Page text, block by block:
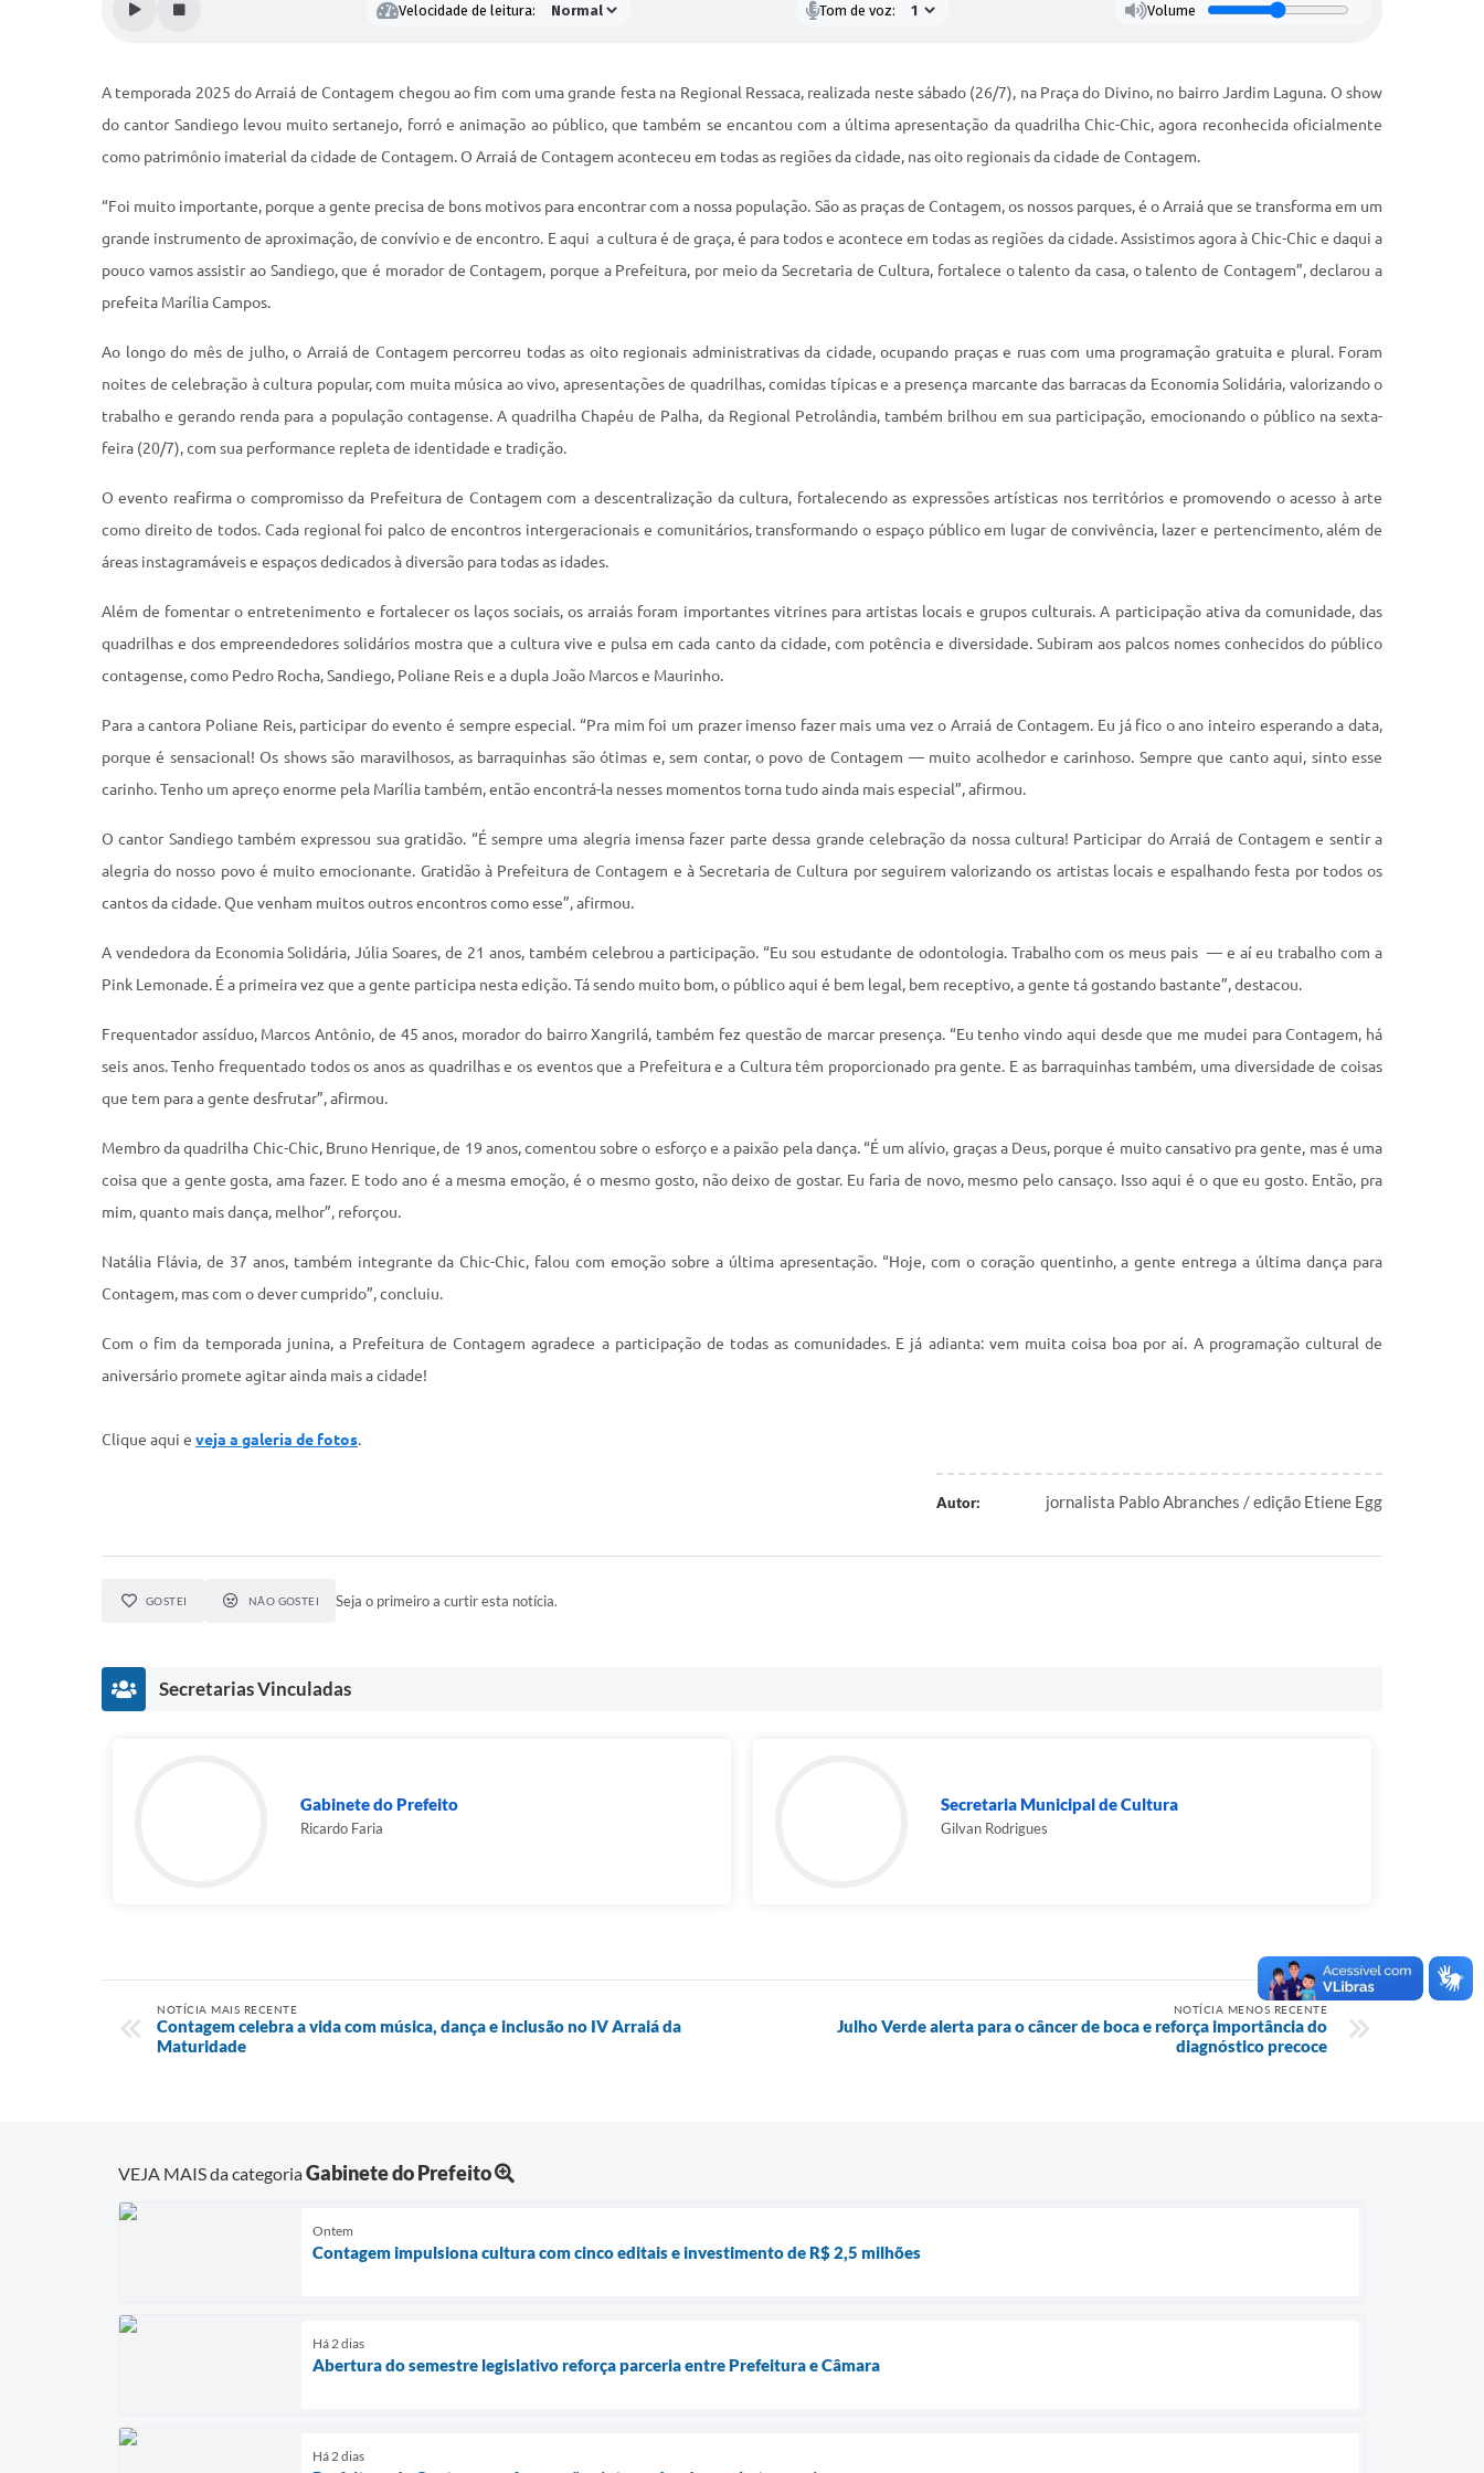
Velocidade de leitura: Tom de voz: Volume
A temporada 2025 do Arraiá de Contagem chegou ao fim com uma grande festa na Regional Ressaca, realizada neste sábado (26/7), na Praça do Divino, no bairro Jardim Laguna. O show
do cantor Sandiego levou muito sertanejo, forró e animação ao público, que também se encantou com a última apresentação da quadrilha Chic-Chic, agora reconhecida oficialmente
como patrimônio imaterial da cidade de Contagem. O Arraiá de Contagem aconteceu em todas as regiões da cidade, nas oito regionais da cidade de Contagem.
“Foi muito importante, porque a gente precisa de bons motivos para encontrar com a nossa população. São as praças de Contagem, os nossos parques, é o Arraiá que se transforma em um
grande instrumento de aproximação, de convívio e de encontro. E aqui a cultura é de graça, é para todos e acontece em todas as regiões da cidade. Assistimos agora à Chic-Chic e daqui a
pouco vamos assistir ao Sandiego, que é morador de Contagem, porque a Prefeitura, por meio da Secretaria de Cultura, fortalece o talento da casa, o talento de Contagem”, declarou a
prefeita Marília Campos.
Ao longo do mês de julho, o Arraiá de Contagem percorreu todas as oito regionais administrativas da cidade, ocupando praças e ruas com uma programação gratuita e plural. Foram
noites de celebração à cultura popular, com muita música ao vivo, apresentações de quadrilhas, comidas típicas e a presença marcante das barracas da Economia Solidária, valorizando o
trabalho e gerando renda para a população contagense. A quadrilha Chapéu de Palha, da Regional Petrolândia, também brilhou em sua participação, emocionando o público na sexta-
feira (20/7), com sua performance repleta de identidade e tradição.
O evento reafirma o compromisso da Prefeitura de Contagem com a descentralização da cultura, fortalecendo as expressões artísticas nos territórios e promovendo o acesso à arte
como direito de todos. Cada regional foi palco de encontros intergeracionais e comunitários, transformando o espaço público em lugar de convivência, lazer e pertencimento, além de
áreas instagramáveis e espaços dedicados à diversão para todas as idades.
Além de fomentar o entretenimento e fortalecer os laços sociais, os arraiás foram importantes vitrines para artistas locais e grupos culturais. A participação ativa da comunidade, das
quadrilhas e dos empreendedores solidários mostra que a cultura vive e pulsa em cada canto da cidade, com potência e diversidade. Subiram aos palcos nomes conhecidos do público
contagense, como Pedro Rocha, Sandiego, Poliane Reis e a dupla João Marcos e Maurinho.
Para a cantora Poliane Reis, participar do evento é sempre especial. “Pra mim foi um prazer imenso fazer mais uma vez o Arraiá de Contagem. Eu já fico o ano inteiro esperando a data,
porque é sensacional! Os shows são maravilhosos, as barraquinhas são ótimas e, sem contar, o povo de Contagem — muito acolhedor e carinhoso. Sempre que canto aqui, sinto esse
carinho. Tenho um apreço enorme pela Marília também, então encontrá-la nesses momentos torna tudo ainda mais especial”, afirmou.
O cantor Sandiego também expressou sua gratidão. “É sempre uma alegria imensa fazer parte dessa grande celebração da nossa cultura! Participar do Arraiá de Contagem e sentir a
alegria do nosso povo é muito emocionante. Gratidão à Prefeitura de Contagem e à Secretaria de Cultura por seguirem valorizando os artistas locais e espalhando festa por todos os
cantos da cidade. Que venham muitos outros encontros como esse”, afirmou.
A vendedora da Economia Solidária, Júlia Soares, de 21 anos, também celebrou a participação. “Eu sou estudante de odontologia. Trabalho com os meus pais — e aí eu trabalho com a
Pink Lemonade. É a primeira vez que a gente participa nesta edição. Tá sendo muito bom, o público aqui é bem legal, bem receptivo, a gente tá gostando bastante”, destacou.
Frequentador assíduo, Marcos Antônio, de 45 anos, morador do bairro Xangrilá, também fez questão de marcar presença. “Eu tenho vindo aqui desde que me mudei para Contagem, há
seis anos. Tenho frequentado todos os anos as quadrilhas e os eventos que a Prefeitura e a Cultura têm proporcionado pra gente. E as barraquinhas também, uma diversidade de coisas
que tem para a gente desfrutar”, afirmou.
Membro da quadrilha Chic-Chic, Bruno Henrique, de 19 anos, comentou sobre o esforço e a paixão pela dança. “É um alívio, graças a Deus, porque é muito cansativo pra gente, mas é uma
coisa que a gente gosta, ama fazer. E todo ano é a mesma emoção, é o mesmo gosto, não deixo de gostar. Eu faria de novo, mesmo pelo cansaço. Isso aqui é o que eu gosto. Então, pra
mim, quanto mais dança, melhor”, reforçou.
Natália Flávia, de 37 anos, também integrante da Chic-Chic, falou com emoção sobre a última apresentação. “Hoje, com o coração quentinho, a gente entrega a última dança para
Contagem, mas com o dever cumprido”, concluiu.
Com o fim da temporada junina, a Prefeitura de Contagem agradece a participação de todas as comunidades. E já adianta: vem muita coisa boa por aí. A programação cultural de
aniversário promete agitar ainda mais a cidade!
Clique aqui e veja a galeria de fotos.
Autor: jornalista Pablo Abranches / edição Etiene Egg
GOSTEI NÃO GOSTEI Seja o primeiro a curtir esta notícia.
Secretarias Vinculadas
Gabinete do Prefeito
Ricardo Faria
Secretaria Municipal de Cultura
Gilvan Rodrigues
NOTÍCIA MAIS RECENTE
Contagem celebra a vida com música, dança e inclusão no IV Arraiá da
Maturidade
NOTÍCIA MENOS RECENTE
Julho Verde alerta para o câncer de boca e reforça importância do
diagnóstico precoce
VEJA MAIS da categoriaGabinete do Prefeito
Ontem
Contagem impulsiona cultura com cinco editais e investimento de R$ 2,5 milhões
Há 2 dias
Abertura do semestre legislativo reforça parceria entre Prefeitura e Câmara
Há 2 dias